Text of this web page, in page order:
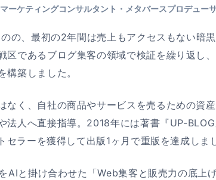
ケティングコンサルタント・メタバースプロデュー
の、最初の2年間は売上もアクセスもない暗
区であるブログ集客の領域で検証を繰り返し
構築しました。
なく、自社の商品やサービスを売るための資
法人へ直接指導。2018年には著書『UP-
ラーを獲得して出版1ヶ月で重版を達成しま
AIと掛け合わせた「Web集客と販売力の底上